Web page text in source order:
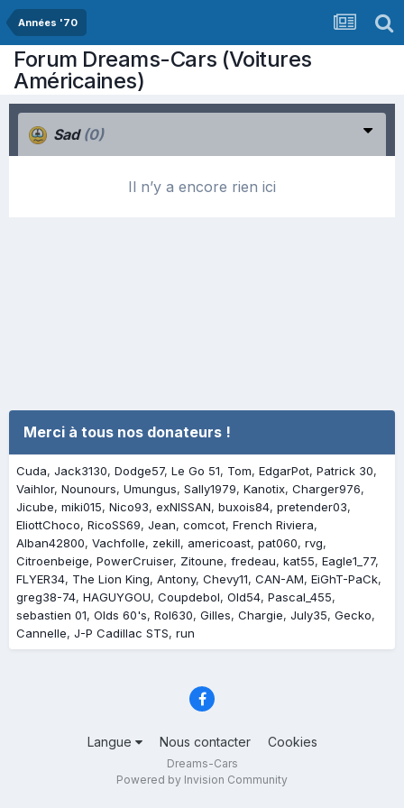
Années '70
Forum Dreams-Cars (Voitures
Américaines)
Sad (0)
Il n’y a encore rien ici
Merci à tous nos donateurs !
Cuda Jack3130 Dodge57 Le Go 51 Tom EdgarPot Patrick 30
Vaihlor Nounours Umungus Sally1979 Kanotix Charger976
Jicube miki015 Nico93 exNISSAN buxois84 pretender03
EliottChoco RicoSS69 Jean comcot French Riviera
Alban42800 Vachfolle zekill americoast pat060 rvg
Citroenbeige PowerCruiser Zitoune fredeau kat55 Eagle1_77
FLYER34 The Lion King Antony Chevy11 CAN-AM EiGhT-PaCk
greg38-74 HAGUYGOU Coupdebol Old54 Pascal_455
sebastien 01 Olds 60's Rol630 Gilles Chargie July35 Gecko
Cannelle J-P Cadillac STS run
Langue Nous contacter Cookies
Dreams-Cars
Powered by Invision Community